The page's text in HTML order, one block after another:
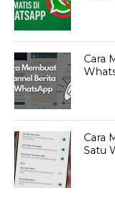
Cara
Cara
Satu